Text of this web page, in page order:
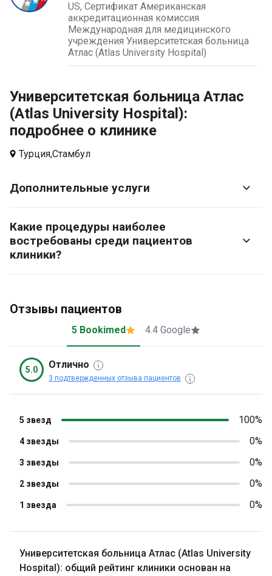
US, Сертификат Американская
аккредитационная комиссия
Международная для медицинского
учреждения Университетская больница
Атлас (Atlas University Hospital)
Университетская больница Атлас
(Atlas University Hospital):
подробнее о клинике
Турция,Стамбул
Дополнительные услуги
Какие процедуры наиболее
востребованы среди пациентов
клиники?
Отзывы пациентов
5 Bookimed 4.4 Google
5.0 Отлично
3 подтвержденных отзыва пациентов
1 звезда 0%
2 звезды 0%
3 звезды 0%
4 звезды 0%
5 звезд 100%
Университетская больница Атлас (Atlas University
Hospital): общий рейтинг клиники основан на